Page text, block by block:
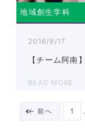
地域創生学科
2016/9/17
【チーム阿南
READ MORE
← 前へ 1